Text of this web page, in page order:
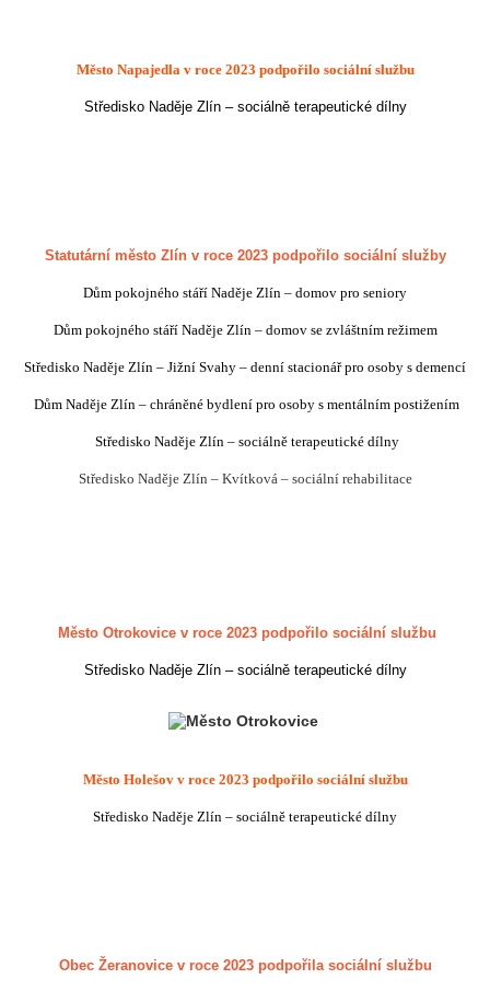
Město Napajedla v roce 2023 podpořilo sociální službu
Středisko Naděje Zlín – sociálně terapeutické dílny
Statutární město Zlín v roce 2023 podpořilo sociální služby
Dům pokojného stáří Naděje Zlín – domov pro seniory
Dům pokojného stáří Naděje Zlín – domov se zvláštním režimem
Středisko Naděje Zlín – Jižní Svahy – denní stacionář pro osoby s demencí
Dům Naděje Zlín – chráněné bydlení pro osoby s mentálním postižením
Středisko Naděje Zlín – sociálně terapeutické dílny
Středisko Naděje Zlín – Kvítková – sociální rehabilitace
Město Otrokovice v roce 2023 podpořilo sociální službu
Středisko Naděje Zlín – sociálně terapeutické dílny
Město Holešov v roce 2023 podpořilo sociální službu
Středisko Naděje Zlín – sociálně terapeutické dílny
Obec Žeranovice v roce 2023 podpořila sociální službu